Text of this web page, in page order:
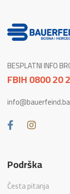
BESPLATNI INFO
FBIH 0800 20
info@bauerfeind.ba
Podrška
Česta pitanja